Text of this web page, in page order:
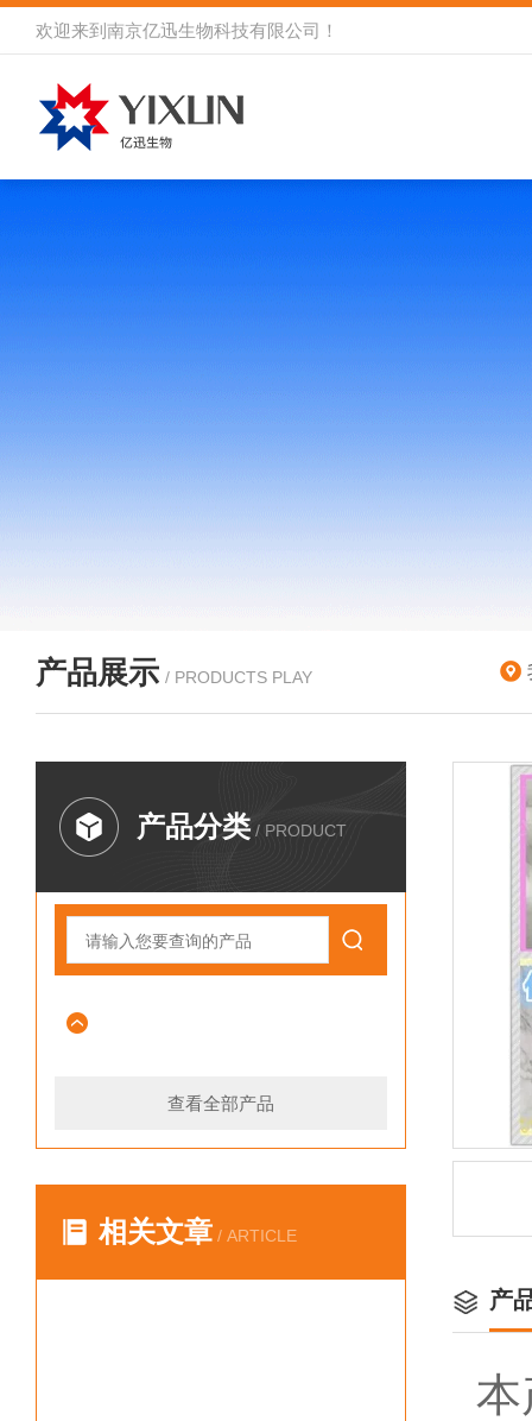
欢迎来到 南京亿迅生物科技有限公司 ！
产品展示 / PRODUCTS PLAY
产品分类 / PRODUCT
查看全部产品
相关文章 / ARTICLE
产
本